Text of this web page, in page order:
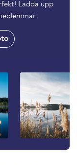
Ladda upp